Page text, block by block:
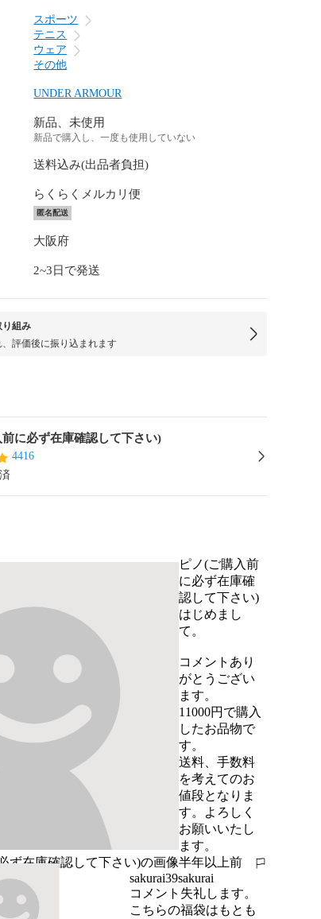
スポーツ
テニス
ウェア
その他
UNDER ARMOUR
新品、未使用
新品で購入し、一度も使用していない
送料込み(出品者負担)
らくらくメルカリ便
匿名配送
大阪府
2~3日で発送
り組み
評価後に振り込まれます
前に必ず在庫確認して下さい)
4416
ピノ(ご購入前
に必ず在庫確
認して下さい)
はじめまし
て。
コメントあり
がとうござい
ます。
11000円で購入
したお品物で
す。
送料、手数料
を考えてのお
値段となりま
す。よろしく
お願いいたし
ます。
半年以上前
報告する
sakurai39sakurai
コメント失礼します。
こちらの福袋はもとも